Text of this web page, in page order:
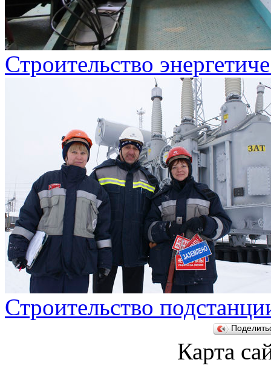
Строительство
Строительство
Карта